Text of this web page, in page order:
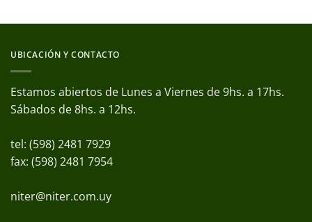
UBICACIÓN Y CONTACTO
Estamos abiertos de Lunes a Viernes de 9hs. a 17hs.
Sábados de 8hs. a 12hs.
tel: (598) 2481 7929
fax: (598) 2481 7954
niter@niter.com.uy